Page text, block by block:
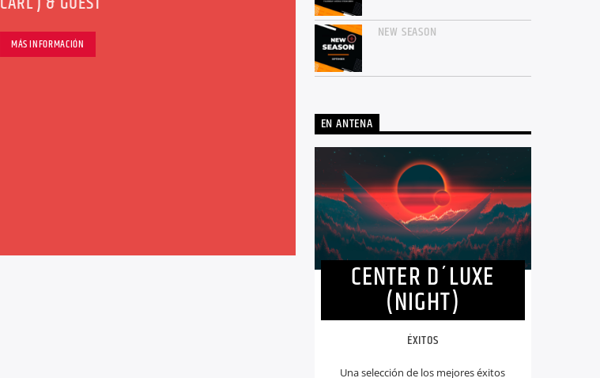
MÁS INFORMACIÓN
NEW SEASON
EN ANTENA
CENTER D´LUXE
(NIGHT)
ÉXITOS
Una selección de los mejores éxitos